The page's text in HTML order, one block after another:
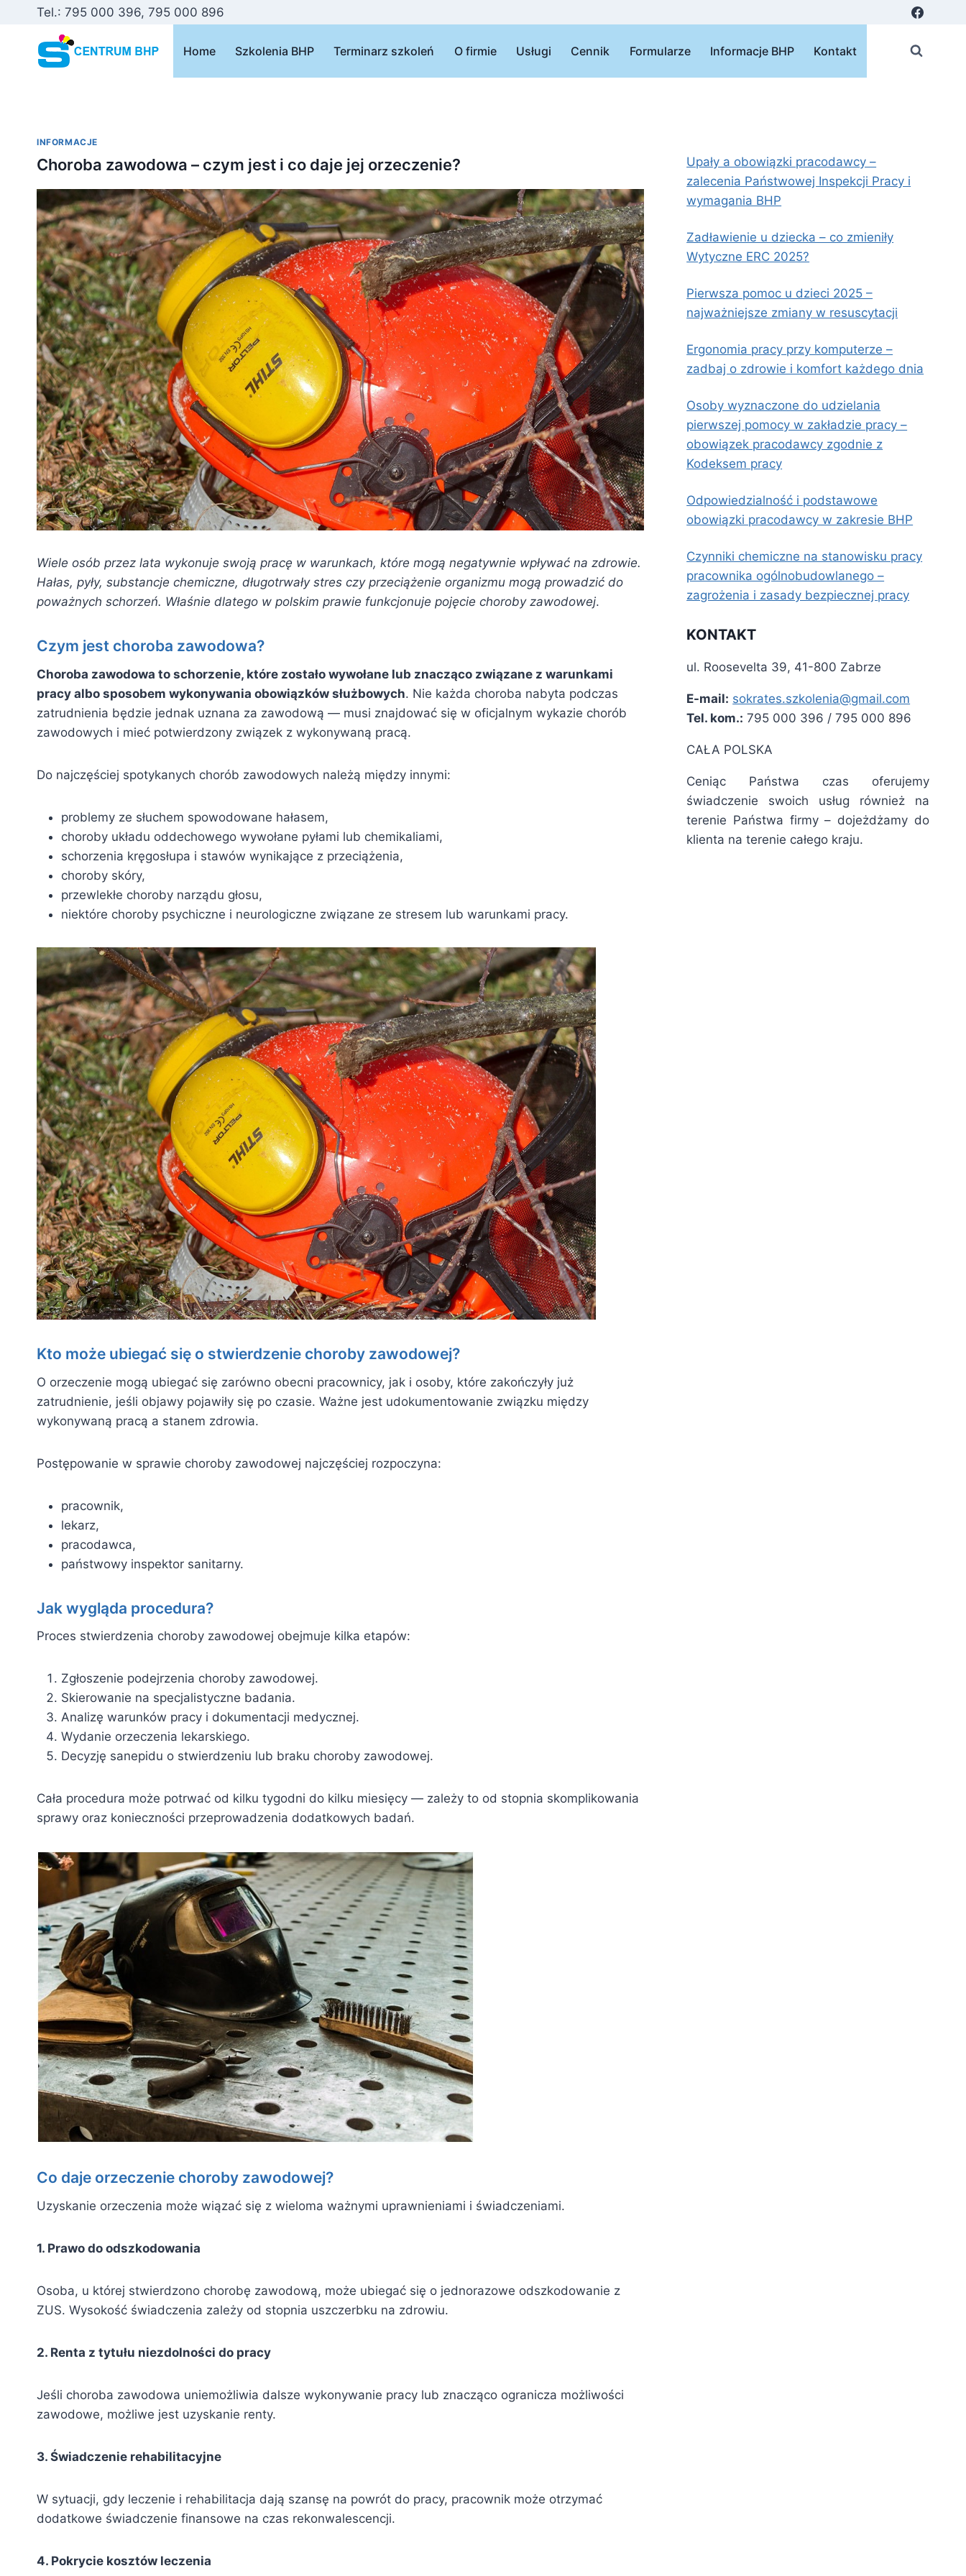
PrzejdźTel.: 795 000 396, 795 000 896
Home Szkolenia BHP Terminarz szkoleń O firmie Usługi Cennik Formularze Informacje BHP Kontakt
INFORMACJE
Choroba zawodowa – czym jest i co daje jej orzeczenie?
Wiele osób przez lata wykonuje swoją pracę w warunkach, które mogą negatywnie wpływać na zdrowie.
Hałas, pyły, substancje chemiczne, długotrwały stres czy przeciążenie organizmu mogą prowadzić do
poważnych schorzeń. Właśnie dlatego w polskim prawie funkcjonuje pojęcie choroby zawodowej.
Czym jest choroba zawodowa?
Choroba zawodowa to schorzenie, które zostało wywołane lub znacząco związane z warunkami
pracy albo sposobem wykonywania obowiązków służbowych. Nie każda choroba nabyta podczas
zatrudnienia będzie jednak uznana za zawodową — musi znajdować się w oficjalnym wykazie chorób
zawodowych i mieć potwierdzony związek z wykonywaną pracą.
Do najczęściej spotykanych chorób zawodowych należą między innymi:
problemy ze słuchem spowodowane hałasem,
choroby układu oddechowego wywołane pyłami lub chemikaliami,
schorzenia kręgosłupa i stawów wynikające z przeciążenia,
choroby skóry,
przewlekłe choroby narządu głosu,
niektóre choroby psychiczne i neurologiczne związane ze stresem lub warunkami pracy.
Kto może ubiegać się o stwierdzenie choroby zawodowej?
O orzeczenie mogą ubiegać się zarówno obecni pracownicy, jak i osoby, które zakończyły już
zatrudnienie, jeśli objawy pojawiły się po czasie. Ważne jest udokumentowanie związku między
wykonywaną pracą a stanem zdrowia.
Postępowanie w sprawie choroby zawodowej najczęściej rozpoczyna:
pracownik,
lekarz,
pracodawca,
państwowy inspektor sanitarny.
Jak wygląda procedura?
Proces stwierdzenia choroby zawodowej obejmuje kilka etapów:
Zgłoszenie podejrzenia choroby zawodowej.
Skierowanie na specjalistyczne badania.
Analizę warunków pracy i dokumentacji medycznej.
Wydanie orzeczenia lekarskiego.
Decyzję sanepidu o stwierdzeniu lub braku choroby zawodowej.
Cała procedura może potrwać od kilku tygodni do kilku miesięcy — zależy to od stopnia skomplikowania
sprawy oraz konieczności przeprowadzenia dodatkowych badań.
Co daje orzeczenie choroby zawodowej?
Uzyskanie orzeczenia może wiązać się z wieloma ważnymi uprawnieniami i świadczeniami.
1. Prawo do odszkodowania
Osoba, u której stwierdzono chorobę zawodową, może ubiegać się o jednorazowe odszkodowanie z
ZUS. Wysokość świadczenia zależy od stopnia uszczerbku na zdrowiu.
2. Renta z tytułu niezdolności do pracy
Jeśli choroba zawodowa uniemożliwia dalsze wykonywanie pracy lub znacząco ogranicza możliwości
zawodowe, możliwe jest uzyskanie renty.
3. Świadczenie rehabilitacyjne
W sytuacji, gdy leczenie i rehabilitacja dają szansę na powrót do pracy, pracownik może otrzymać
dodatkowe świadczenie finansowe na czas rekonwalescencji.
4. Pokrycie kosztów leczenia
Upały a obowiązki pracodawcy –
zalecenia Państwowej Inspekcji Pracy i
wymagania BHP
Zadławienie u dziecka – co zmieniły
Wytyczne ERC 2025?
Pierwsza pomoc u dzieci 2025 –
najważniejsze zmiany w resuscytacji
Ergonomia pracy przy komputerze –
zadbaj o zdrowie i komfort każdego dnia
Osoby wyznaczone do udzielania
pierwszej pomocy w zakładzie pracy –
obowiązek pracodawcy zgodnie z
Kodeksem pracy
Odpowiedzialność i podstawowe
obowiązki pracodawcy w zakresie BHP
Czynniki chemiczne na stanowisku pracy
pracownika ogólnobudowlanego –
zagrożenia i zasady bezpiecznej pracy
KONTAKT
ul. Roosevelta 39, 41-800 Zabrze
E-mail: sokrates.szkolenia@gmail.com
Tel. kom.: 795 000 396 / 795 000 896
CAŁA POLSKA
Ceniąc Państwa czas oferujemy
świadczenie swoich usług również na
terenie Państwa firmy – dojeżdżamy do
klienta na terenie całego kraju.